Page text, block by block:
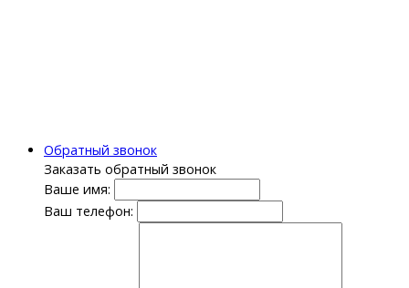
Обратный звонок
Заказать обратный звонок
Ваше имя:
Ваш телефон: